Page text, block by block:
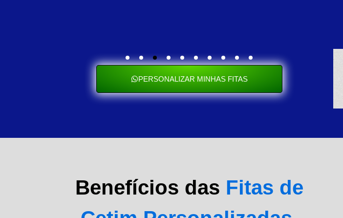
PERSONALIZAR MINHAS FITAS
Benefícios das Fitas de